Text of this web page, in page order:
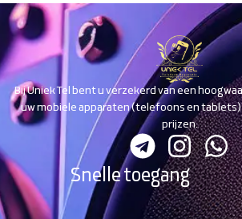
Bij Uniek Tel bent u verzekerd van een
uw mobiele apparaten (telefoons en
prijzen.
Snelle toegang